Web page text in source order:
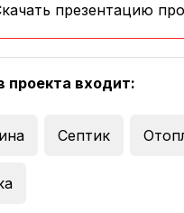
презентацию
проекта входит:
Септик